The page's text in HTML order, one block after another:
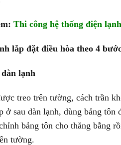
Thi công hệ thống điện lạnh
lắp đặt điều hòa theo 4
lạnh
treo trên tường, cách trần
ở sau dàn lạnh, dùng bảng
bảng tôn cho thăng bằng
tường.